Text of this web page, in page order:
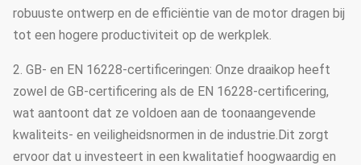
robuuste ontwerp en de efficiëntie van de motor dragen bij
tot een hogere productiviteit op de werkplek.
2. GB- en EN 16228-certificeringen: Onze draaikop heeft
zowel de GB-certificering als de EN 16228-certificering,
wat aantoont dat ze voldoen aan de toonaangevende
kwaliteits- en veiligheidsnormen in de industrie.Dit zorgt
ervoor dat u investeert in een kwalitatief hoogwaardig en